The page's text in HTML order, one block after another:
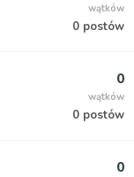
wątków
0 postów
0
wątków
0 postów
0